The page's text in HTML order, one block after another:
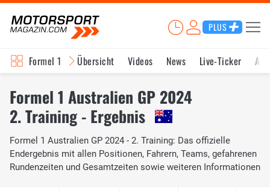
PLUS
Formel 1 Übersicht Videos News Live-Ticker
Formel 1 Australien GP 2024
2. Training - Ergebnis
Formel 1 Australien GP 2024 - 2. Training: Das offizielle
Endergebnis mit allen Positionen, Fahrern, Teams, gefahrenen
Rundenzeiten und Gesamtzeiten sowie weiteren Informationen